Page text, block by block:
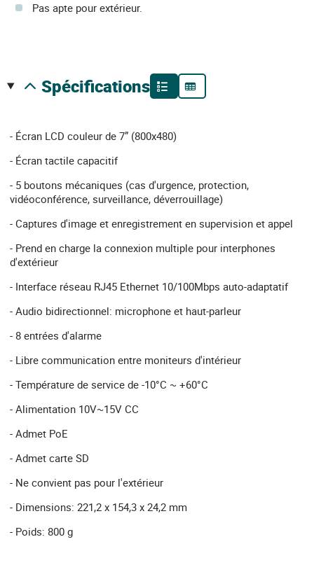
Pas apte pour extérieur.
spécifications
- Écran LCD couleur de 7” (800x480)
- Écran tactile capacitif
- 5 boutons mécaniques (cas d'urgence, protection,
vidéoconférence, surveillance, déverrouillage)
- Captures d'image et enregistrement en supervision et appel
- Prend en charge la connexion multiple pour interphones
d'extérieur
- Interface réseau RJ45 Ethernet 10/100Mbps auto-adaptatif
- Audio bidirectionnel: microphone et haut-parleur
- 8 entrées d'alarme
- Libre communication entre moniteurs d'intérieur
- Température de service de -10°C ~ +60°C
- Alimentation 10V~15V CC
- Admet PoE
- Admet carte SD
- Ne convient pas pour l'extérieur
- Dimensions: 221,2 x 154,3 x 24,2 mm
- Poids: 800 g